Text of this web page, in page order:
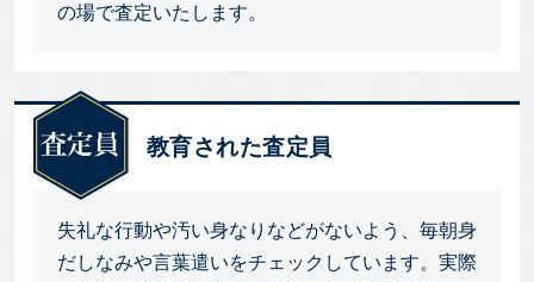
の場で査定いたします。
教育された査定員
失礼な行動や汚い身なりなどがないよう、毎朝身
だしなみや言葉遣いをチェックしています。実際